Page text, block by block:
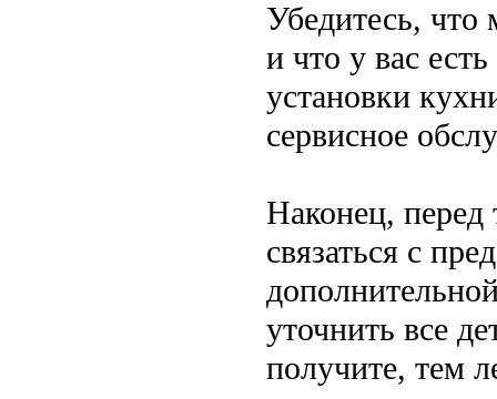
Убедитесь, что
и что у вас
установки
сервисное
Наконец, перед
связаться с
уточнить все
получите, тем